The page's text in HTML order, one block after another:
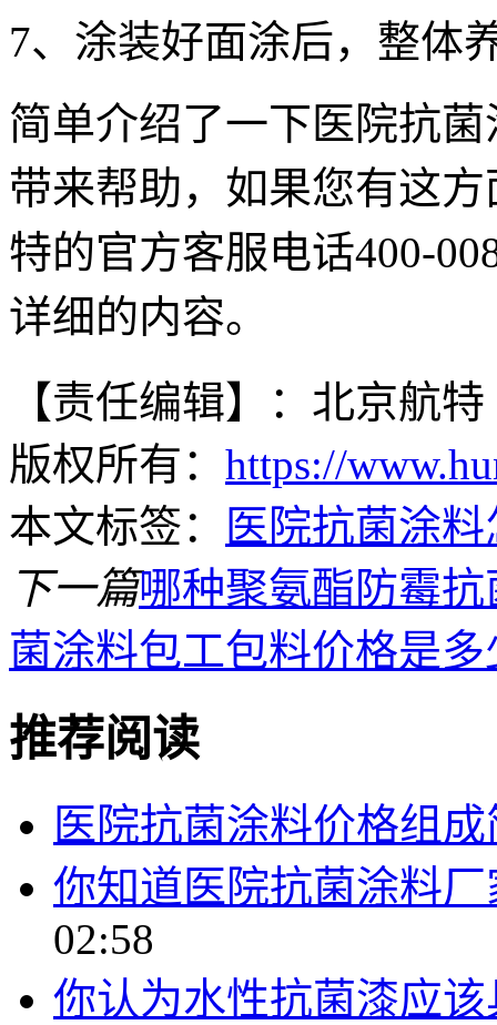
7、涂装好面涂后，整体
简单介绍了一下医院抗
带来帮助，如果您有这
特的官方客服电话400-
详细的内容。
【责任编辑】：北京航特
版权所有： https://
本文标签：
医院抗菌涂
下一篇哪种聚氨酯防霉
菌涂料包工包料价格是多
推荐阅读
医院抗菌涂料价格组
你知道医院抗菌涂料
02:58
你认为水性抗菌漆应